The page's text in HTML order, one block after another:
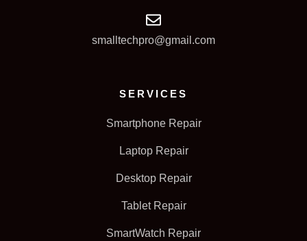
smalltechpro@gmail.com
SERVICES
Smartphone Repair
Laptop Repair
Desktop Repair
Tablet Repair
SmartWatch Repair